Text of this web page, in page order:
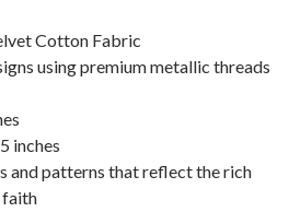
Cotton Fabric
using premium metallic threads
inches
and patterns that reflect the rich
faith